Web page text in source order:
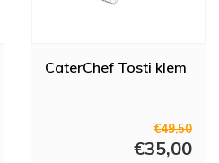
CaterChef Tosti klem
€49,50
€35,00